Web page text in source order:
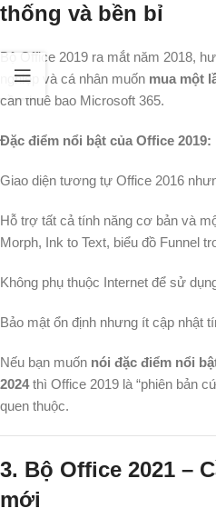
thống và bền bỉ
Bộ Office 2019 ra mắt năm 2018,
nghiệp và cá nhân muốn mua một
cần thuê bao Microsoft 365.
Đặc điểm nổi bật của Office 2019:
Giao diện tương tự Office 2016
Hỗ trợ tất cả tính năng cơ bản và
Morph, Ink to Text, biểu đồ Funnel
Không phụ thuộc Internet để sử
Bảo mật ổn định nhưng ít cập nhật
Nếu bạn muốn nói đặc điểm nổi
2024thì Office 2019 là “phiên bản
quen thuộc.
3. Bộ Office 2021 –
mới